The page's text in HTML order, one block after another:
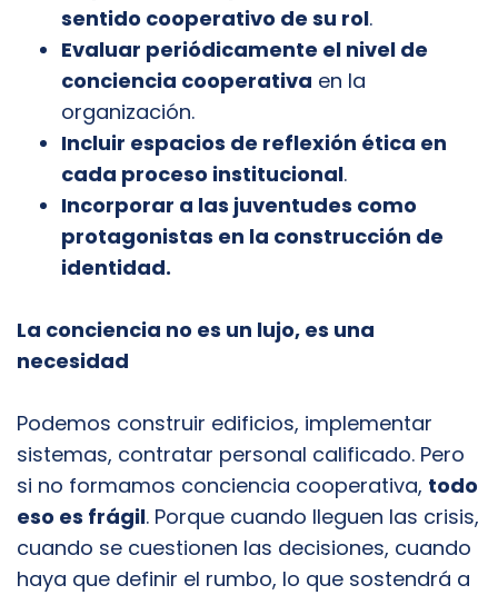
sentido cooperativo de su rol.
Evaluar periódicamente el nivel de
conciencia cooperativa en la
organización.
Incluir espacios de reflexión ética en
cada proceso institucional.
Incorporar a las juventudes como
protagonistas en la construcción de
identidad.
La conciencia no es un lujo, es una
necesidad
Podemos construir edificios, implementar
sistemas, contratar personal calificado. Pero
si no formamos conciencia cooperativa, todo
eso es frágil. Porque cuando lleguen las crisis,
cuando se cuestionen las decisiones, cuando
haya que definir el rumbo, lo que sostendrá a